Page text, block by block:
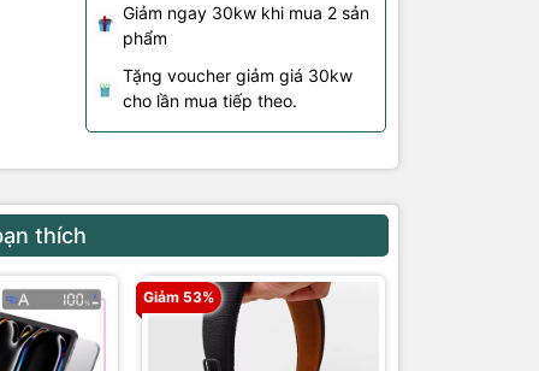
Giảm ngay 30kw khi mua 2 sản
phẩm
Tặng voucher giảm giá 30kw
cho lần mua tiếp theo.
thích
Giảm 53%